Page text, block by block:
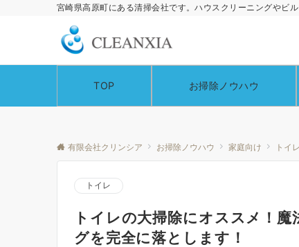
宮崎県高原町にある清掃会社です。ハウスクリーニングやビ
TOP お掃除ノウハウ
有限会社クリンシア お掃除ノウハウ 家庭向け トイレ
トイレ
トイレの大掃除にオススメ！
グを完全に落とします！